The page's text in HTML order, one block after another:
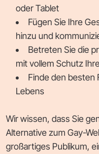
oder Tablet
Fügen Sie Ihre
hinzu und
Betreten Sie die
mit vollem Schutz
Finde den besten
Lebens
Wir wissen, dass Sie
Alternative zum Gay-
großartiges Publikum,